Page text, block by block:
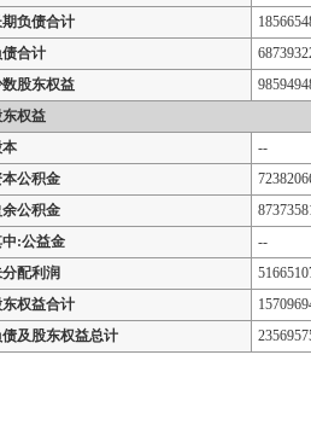
负债合计
合计
股东权益
东权益
本
--
本公积金
公积金
中:公益金
--
配利润
东权益合计
及股东权益总计